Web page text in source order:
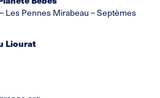
Les Pennes Mirabeau – Septèmes
Liourat